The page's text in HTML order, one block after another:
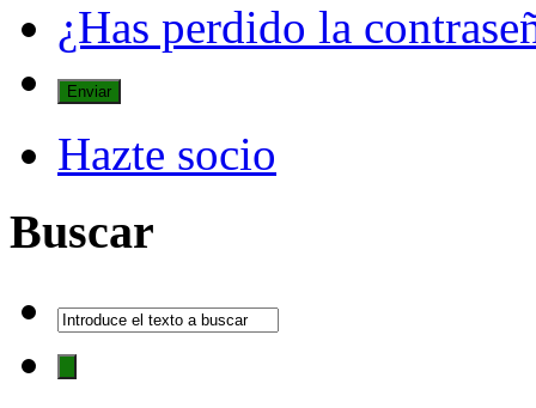
¿Has perdido la
Hazte socio
Buscar